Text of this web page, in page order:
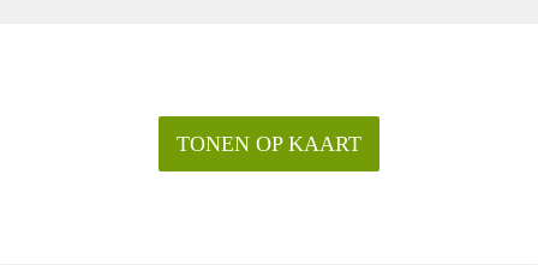
TONEN OP KAART